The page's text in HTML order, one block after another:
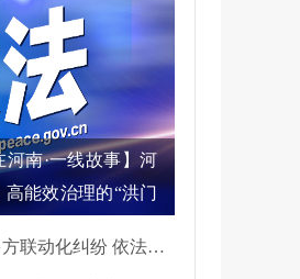
河南·一线故事】河
能效治理的“洪门
进中心·解纠纷丨多方联动化纠纷 依法调解护农耕